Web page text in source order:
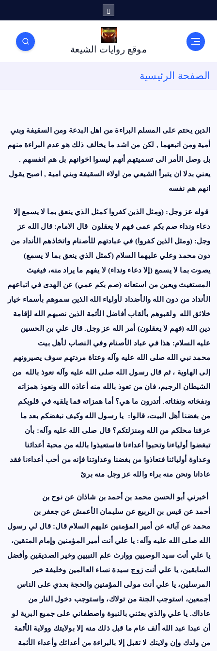
ل
موقع روايات الشيعة
الصفحة الرئيسية
الدين يحتم على المسلم البراءة من اهل البدعة ومن السقيفة وبني
أمية ومن اتبعهما , لكن من اشد ما يخالف ذلك هو عدم البراءة منهم
بل وصل الأمر الى تسميتهم أنهم ليسوا اخوانهم بل هم انفسهم .
يعني بدلا ان يتبرأ الشيعي من اولاء السقيفة وبني امية , اصبح يقول
انهم هم نفسه
قوله عز وجل: (ومثل الذين كفروا كمثل الذي ينعق بما لا يسمع إلا
دعاء ونداء صم بكم عمى فهم لا يعقلون قال الامام: قال الله عز
وجل: (ومثل الذين كفروا) في عبادتهم للأصنام واتخاذهم الأنداد من
دون محمد وعلي عليهما السلام (كمثل الذي ينعق بما لا يسمع)
يصوت بما لا يسمع (إلا دعاء ونداء) لا يفهم ما يراد منه، فيغيث
المستغيث ويعين من استعانه (صم بكم عمي) عن الهدى في اتباعهم
الأنداد من دون الله والأضداد لأولياء الله الذين سموهم بأسماء خيار
خلائق الله ولقبوهم بألقاب أفاضل الأئمة الذين نصبهم الله لإقامة
دين الله (فهم لا يعقلون) أمر الله عز وجل. قال علي بن الحسين
عليه السلام: هذا في عباد الأصنام وفي النصاب لأهل بيت
محمدنبي الله صلى الله عليه وآله وعتاة مردتهم سوف يصيرونهم
إلى الهاوية ، ثم قالرسول الله صلى الله عليه وآله نعوذ بالله من
الشيطان الرجيم، فان من تعوذ بالله منه أعاذه الله ونعوذ همزاته
ونفخاته ونفثاته. أتدرون ما هي؟ أما همزاته فما يلقيه في قلوبكم
من بغضنا أهل البيت، قالوا: يا رسول الله وكيف نبغضكم بعد ما
عرفنا محلكم من الله ومنزلتكم؟ قال صلى الله عليه وآله: بأن
تبغضوا أولياءنا وتحبوا أعداءنا فاستعيذوا بالله من محبة أعدائنا
وعداوة أوليائنا فتعاذوا من بغضنا وعداوتنا فإنه من أحب أعداءنا فقد
عادانا ونحن منه براء والله عز وجل منه برئ
أخبرني أبو الحسن محمد بن أحمد بن شاذان عننوح بن
أحمد عن قيس بن الربيع عن سليمان الأعمش عنجعفر بن
محمد عن آبائه عن أمير المؤمنين عليهم السلام قال: قال لي رسول
الله صلى الله عليه وآله: يا علي أنت أمير المؤمنين وإمام المتقين،
يا علي أنت سيد الوصيين ووارث علم النبيين وخير الصديقين وأفضل
السابقين، يا علي أنتزوج سيدة نساء العالمين وخليفة خير
المرسلين، يا علي أنت مولى المؤمنين والحجة بعدي على الناس
أجمعين، استوجب الجنة من تولاك، واستوجب دخول النار من
عاداك. يا علي والذي بعثني بالنبوة واصطفاني على جميع البرية لو
أن عبدا عبد الله ألف عام ما قبل ذلك منه إلا بولايتك وولاية الأئمة
من ولدك وإن ولايتك لا تقبل إلا بالبراءة من أعدائك وأعداء الأئمة